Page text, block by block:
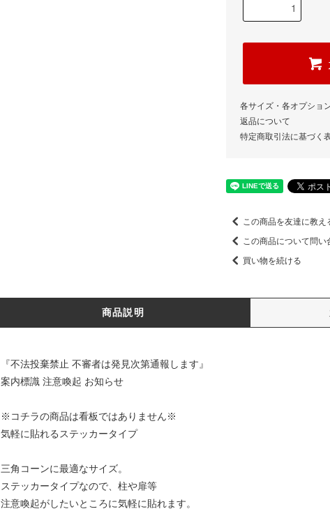
各サイズ・各オプショ
返品について
特定商取引法に基づく
この商品を友達に教え
この商品について問い
買い物を続ける
商品説明
『不法投棄禁止 不審者は発見次第通報します』
案内標識 注意喚起 お知らせ
※コチラの商品は看板ではありません※
気軽に貼れるステッカータイプ
三角コーンに最適なサイズ。
ステッカータイプなので、柱や扉等
注意喚起がしたいところに気軽に貼れます。